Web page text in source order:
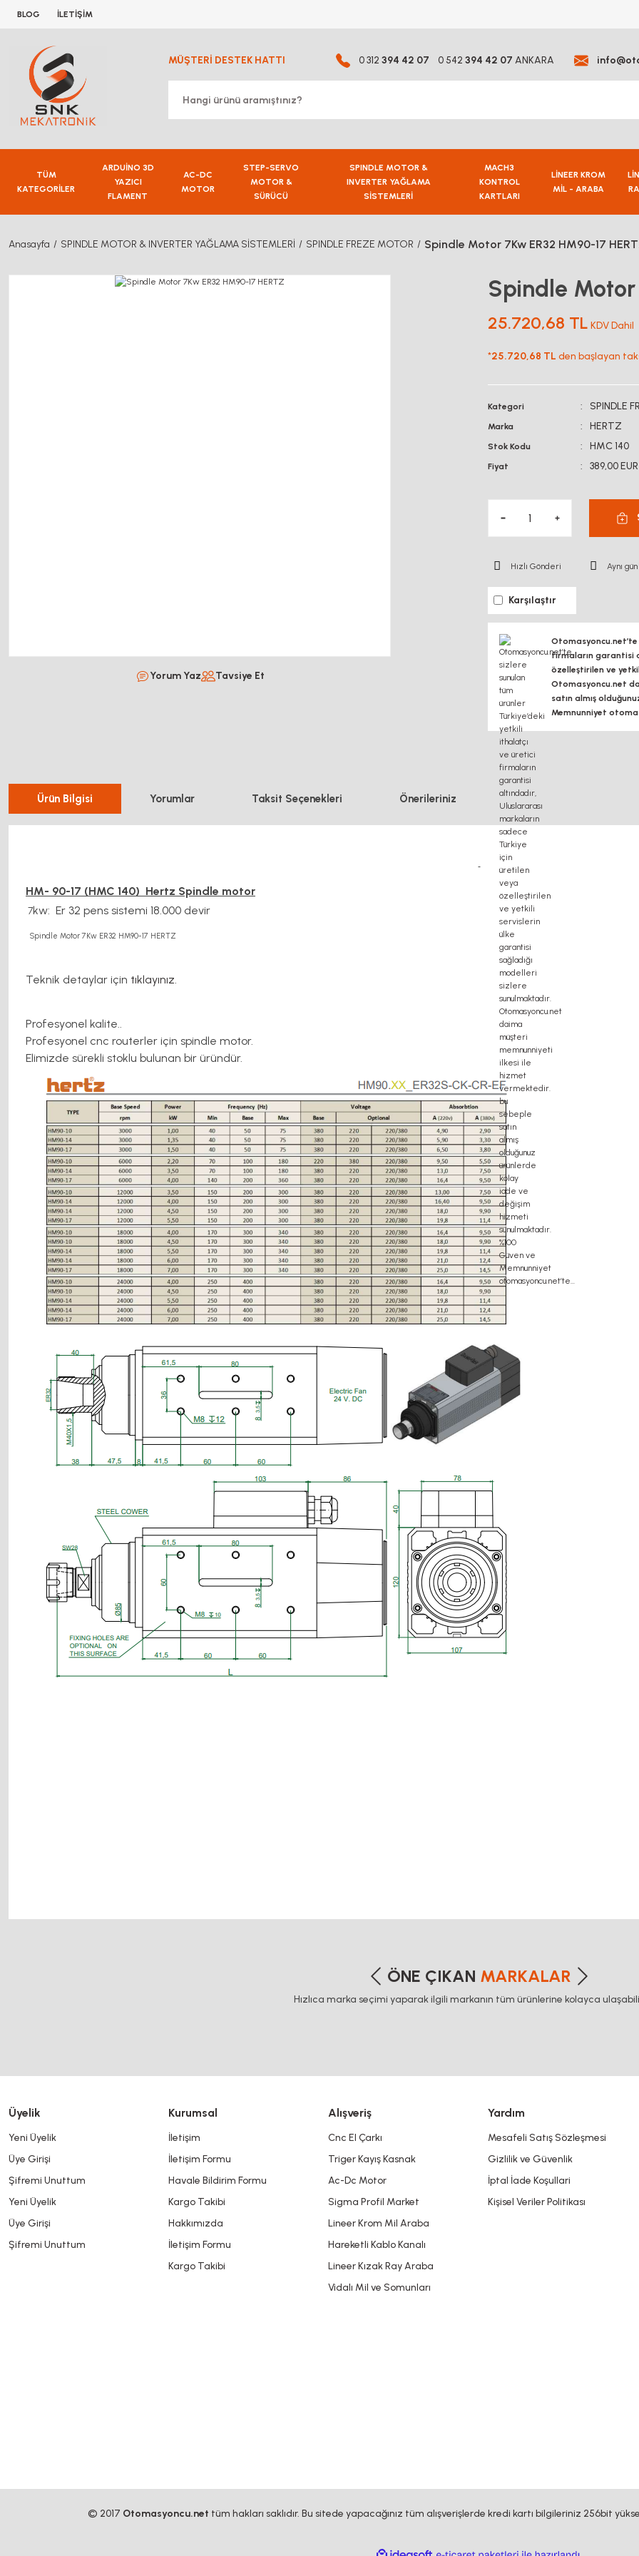
BLOG İLETİŞİM
MÜŞTERİ DESTEK HATTI 0 312 394 42 07 0 542 394 42 07 ANKARA
TÜM
KATEGORİLER
ARDUİNO 3D
YAZICI
FLAMENT
AC-DC
MOTOR
STEP-SERVO
MOTOR &
SÜRÜCÜ
SPINDLE MOTOR &
INVERTER YAĞLAMA
SİSTEMLERİ
MACH3
KONTROL
KARTLARI
LİNEER KROM
MİL - ARABA
Anasayfa SPINDLE MOTOR & INVERTER YAĞLAMA SİSTEMLERİ SPINDLE FREZE MOTOR Spindle Motor 7Kw ER32 HM90-17
Yorum Yaz Tavsiye Et
Spindle Motor
25.720,68 TL KDV Dahil
*25.720,68 TL den başlayan
Kategori SPINDLE
Marka HERTZ
Stok Kodu HMC 140
Fiyat 389,00
Hızlı Gönderi Aynı
Karşılaştır
firmaların garantisi
özelleştirilen ve
Otomasyoncu.net
satın almış
Memnunniyet
Ürün Bilgisi Yorumlar Taksit Seçenekleri Önerileriniz
HM- 90-17 (HMC 140) Hertz Spindle motor
7kw: Er 32 pens sistemi 18.000 devir
Spindle Motor 7Kw ER32 HM90-17 HERTZ
Teknik detaylar için tıklayınız.
Profesyonel kalite..
Profesyonel cnc routerler için spindle motor.
Elimizde sürekli stoklu bulunan bir üründür.
ÖNE ÇIKAN MARKALAR
Hızlıca marka seçimi yaparak ilgili markanın tüm ürünlerine kolayca
Üyelik
Yeni Üyelik
Üye Girişi
Şifremi Unuttum
Yeni Üyelik
Üye Girişi
Şifremi Unuttum
Kurumsal
İletişim
İletişim Formu
Havale Bildirim Formu
Kargo Takibi
Hakkımızda
İletişim Formu
Kargo Takibi
Alışveriş
Cnc El Çarkı
Triger Kayış Kasnak
Ac-Dc Motor
Sigma Profil Market
Lineer Krom Mil Araba
Hareketli Kablo Kanalı
Lineer Kızak Ray Araba
Vidalı Mil ve Somunları
Yardım
Mesafeli Satış Sözleşmesi
Gizlilik ve Güvenlik
İptal İade Koşullari
Kişisel Veriler Politikası
© 2017 Otomasyoncu.net tüm hakları saklıdır. Bu sitede yapacağınız tüm alışverişlerde kredi kartı bilgileriniz 256bit